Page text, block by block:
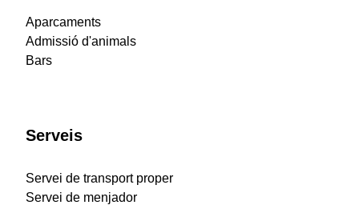
Aparcaments
Admissió d'animals
Bars
Serveis
Servei de transport proper
Servei de menjador